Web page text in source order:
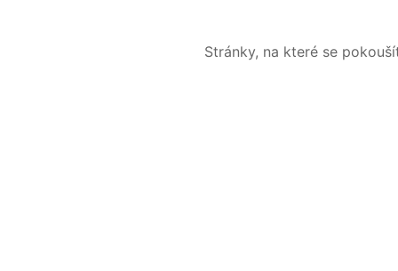
Stránky, na které se